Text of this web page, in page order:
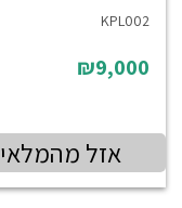
KPL002
₪9,000
אזל מהמלאי